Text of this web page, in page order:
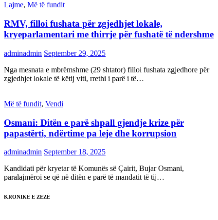
Lajme, Më të fundit
RMV, filloi fushata për zgjedhjet lokale,
kryeparlamentari me thirrje për fushatë të ndershme
adminadmin September 29, 2025
Nga mesnata e mbrëmshme (29 shtator) filloi fushata zgjedhore për
zgjedhjet lokale të këtij viti, rrethi i parë i të…
Më të fundit, Vendi
Osmani: Ditën e parë shpall gjendje krize për
papastërti, ndërtime pa leje dhe korrupsion
adminadmin September 18, 2025
Kandidati për kryetar të Komunës së Çairit, Bujar Osmani,
paralajmëroi se që në ditën e parë të mandatit të tij…
KRONIKË E ZEZË